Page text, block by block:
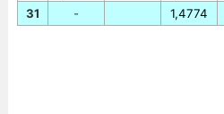
31
-
1,4774